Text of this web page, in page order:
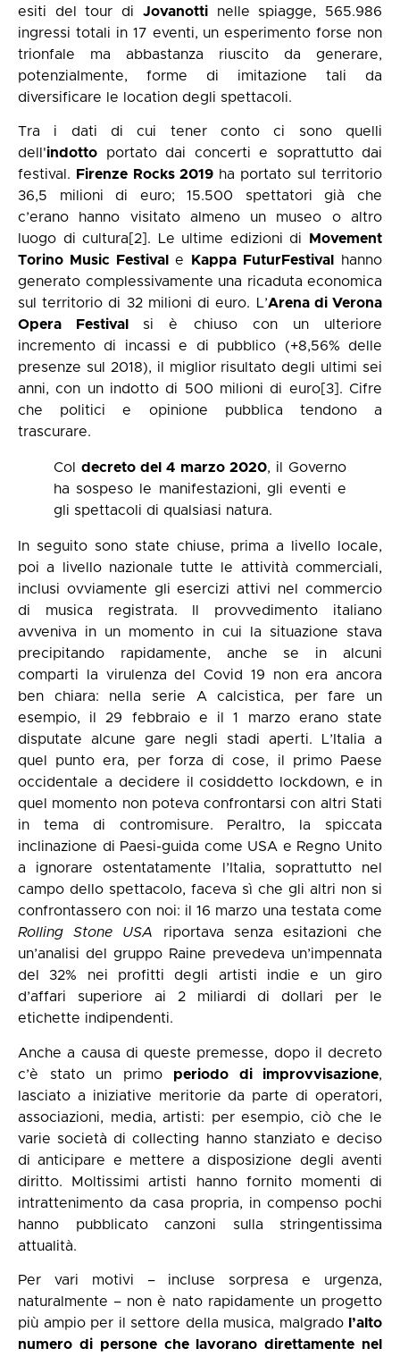
esiti del tour di Jovanottinelle spiagge, 565.986
ingressi totali in 17 eventi, un esperimento forse non
trionfale ma abbastanza riuscito da generare,
potenzialmente, forme di imitazione tali da
diversificare le location degli spettacoli.
Tra i dati di cui tener conto ci sono quelli
dell'indotto portato dai concerti e soprattutto dai
festival.
Firenze Rocks 2019ha portato sul territorio
36,5 milioni di euro; 15.500 spettatori già che
c’erano hanno visitato almeno un museo o altro
luogo di cultura [2] . Le ultime edizioni di
Movement
Torino Music Festival e Kappa FuturFestival
hanno
generato complessivamente una ricaduta economica
sul territorio di 32 milioni di euro. L’Arena di Verona
Opera Festival si è chiuso con un ulteriore
incremento di incassi e di pubblico (+8,56% delle
presenze sul 2018), il miglior risultato degli ultimi sei
anni, con un indotto di 500 milioni di euro[3] . Cifre
che politici e opinione pubblica tendono a
trascurare.
Coldecreto del 4 marzo 2020, il Governo
ha sospeso le manifestazioni, gli eventi e
gli spettacoli di qualsiasi natura.
In seguito sono state chiuse, prima a livello locale,
poi a livello nazionale tutte le attività commerciali,
inclusi ovviamente gli esercizi attivi nel commercio
di musica registrata. Il provvedimento italiano
avveniva in un momento in cui la situazione stava
precipitando rapidamente, anche se in alcuni
comparti la virulenza del Covid 19 non era ancora
ben chiara: nella serie A calcistica, per fare un
esempio, il 29 febbraio e il 1 marzo erano state
disputate alcune gare negli stadi aperti. L’Italia a
quel punto era, per forza di cose, il primo Paese
occidentale a decidere il cosiddetto lockdown, e in
quel momento non poteva confrontarsi con altri Stati
in tema di contromisure. Peraltro, la spiccata
inclinazione di Paesi-guida come USA e Regno Unito
a ignorare ostentatamente l’Italia, soprattutto nel
campo dello spettacolo, faceva sì che gli altri non si
confrontassero con noi: il 16 marzo una testata come
Rolling Stone USA riportava senza esitazioni che
un’analisi del gruppo Raine prevedeva un’impennata
del 32% nei profitti degli artisti indie e un giro
d’affari superiore ai 2 miliardi di dollari per le
etichette indipendenti.
Anche a causa di queste premesse, dopo il decreto
c’è stato un primo periodo di improvvisazione,
lasciato a iniziative meritorie da parte di operatori,
associazioni, media, artisti: per esempio, ciò che le
varie società di collecting hanno stanziato e deciso
di anticipare e mettere a disposizione degli aventi
diritto. Moltissimi artisti hanno fornito momenti di
intrattenimento da casa propria, in compenso pochi
hanno pubblicato canzoni sulla stringentissima
attualità.
Per vari motivi – incluse sorpresa e urgenza,
naturalmente – non è nato rapidamente un progetto
più ampio per il settore della musica, malgrado
l’alto
numero di persone che lavorano direttamente nel